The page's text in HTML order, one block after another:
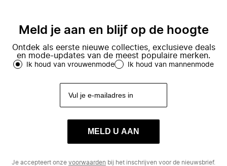
Meld je aan en blijf op de hoogte
Ontdek als eerste nieuwe collecties, exclusieve deals
en mode-updates van de meest populaire merken.
Ik houd van vrouwenmode Ik houd van mannenmode
MELD U AAN
Je accepteert onze voorwaarden bij het inschrijven voor de nieuwsbrief.